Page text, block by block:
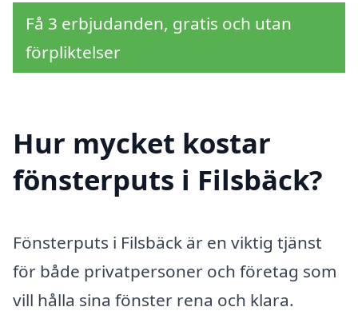
Få 3 erbjudanden, gratis och utan
förpliktelser
Hur mycket kostar
fönsterputs i Filsbäck?
Fönsterputs i Filsbäck är en viktig tjänst
för både privatpersoner och företag som
vill hålla sina fönster rena och klara.